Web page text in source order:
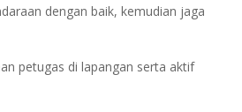
dengan baik, kemudian jaga
petugas di lapangan serta aktif